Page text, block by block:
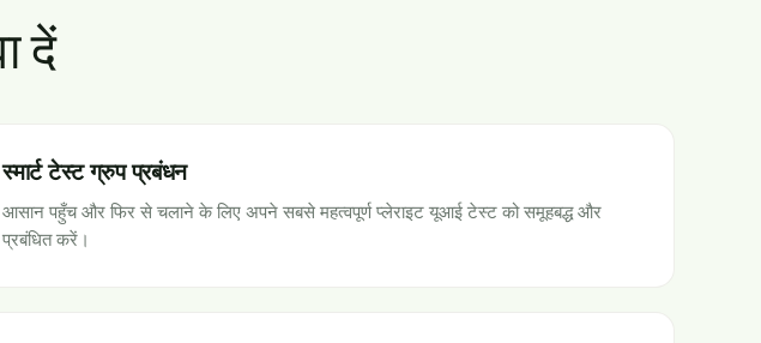
दें
स्मार्ट टेस्ट ग्रुप प्रबंधन
आसान पहुँच और फिर से चलाने के लिए अपने सबसे महत्वपूर्ण प्लेराइट यूआई टेस्ट को समूहबद्ध और
प्रबंधित करें।